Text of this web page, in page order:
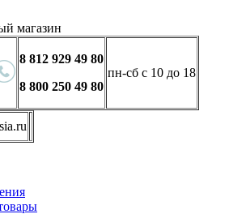
магазин
8 812 929 49 80
8 800 250 49 80
пн-сб с 10 до 18